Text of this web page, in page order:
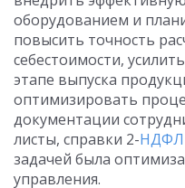
оборудованием и
повысить точность
себестоимости,
этапе выпуска
оптимизировать
документации
листы, справки 2-НДФЛ
задачей была
управления.